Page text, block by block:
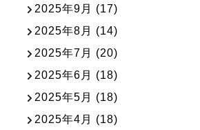
2025年9月 (17)
2025年8月 (14)
2025年7月 (20)
2025年6月 (18)
2025年5月 (18)
2025年4月 (18)